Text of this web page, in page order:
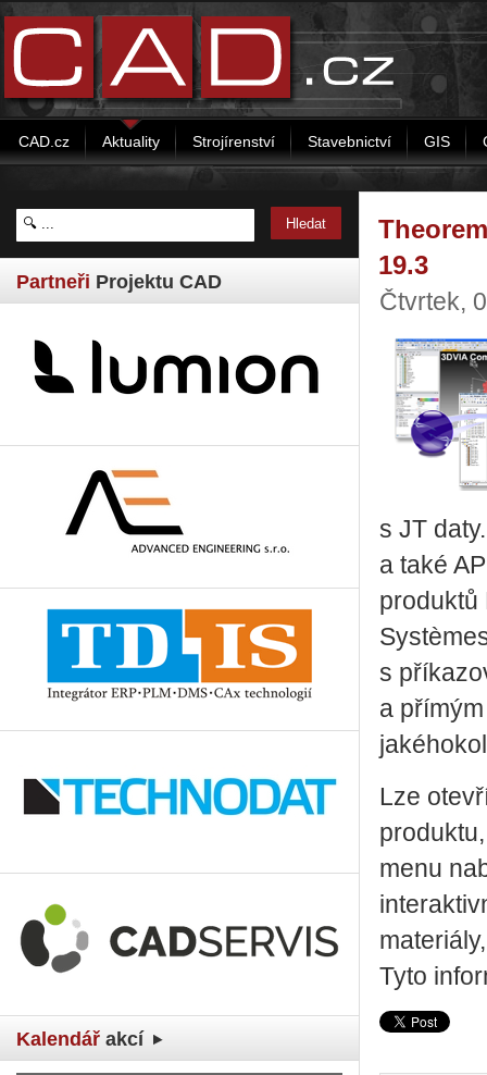
CAD.cz Aktuality Strojírenství Stavebnictví GIS
Partneři Projektu CAD
Kalendář akcí
19.3
Čtvrtek,
s JT
a také
produktů
s
a
Lze
menu
Tyto